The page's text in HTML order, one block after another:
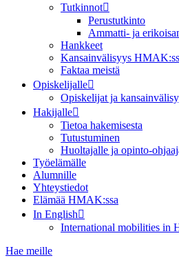
Tutkinnot
Perustutkinto
Ammatti- ja
Hankkeet
Kansainvälisyys
Faktaa meistä
Opiskelijalle
Opiskelijat ja
Hakijalle
Tietoa hakemisesta
Tutustuminen
Huoltajalle ja opinto-
Työelämälle
Alumnille
Yhteystiedot
Elämää HMAK:ssa
In English
International mobilities in
Hae meille